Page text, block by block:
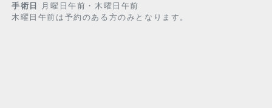
手術日
月曜日午前・木曜日午前
木曜日午前は予約のある方のみとなります。